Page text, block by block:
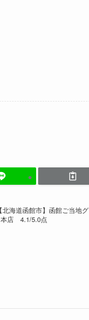
海道函館市】函館ご当地グ
本店 4.1/5.0点